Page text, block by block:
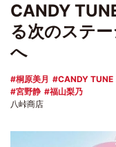
CANDY
る次のステ
へ
桐原美月 CANDY TUNE
宮野静
福山梨乃
八峠商店